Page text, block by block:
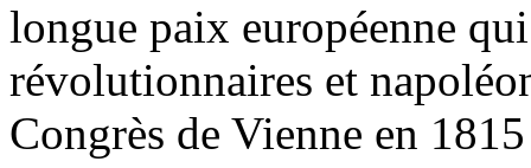
longue paix européenne
révolutionnaires et
Congrès de Vienne en